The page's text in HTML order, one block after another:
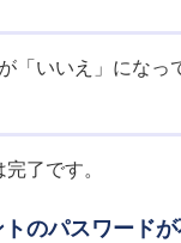
「いいえ」にな
了です。
のパスワード